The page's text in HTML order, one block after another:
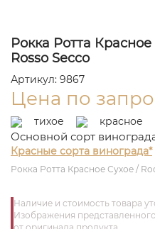
Рокка Ротта
Rosso Secco
Артикул: 9867
Цена по
тихое красное
Основной сорт
Красные сорта винограда*
Рокка Ротта Красное Сухое /
Наличие и стоимость товара
Изображения